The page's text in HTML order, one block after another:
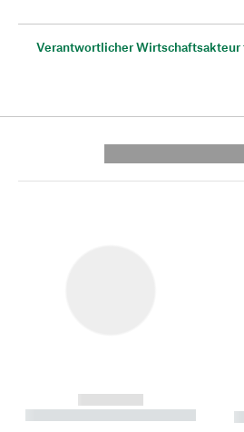
Verantwortlicher Wirtschaftsakteur
------------
----------- ----------- --------